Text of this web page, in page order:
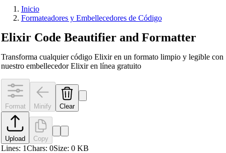
Inicio
Formateadores y Embellecedores de Código
Elixir Code Beautifier and Formatter
Transforma cualquier código Elixir en un formato limpio y legible con
nuestro embellecedor Elixir en línea gratuito
Format Minify Clear
Upload Copy
Lines: 1Chars: 0Size: 0KB